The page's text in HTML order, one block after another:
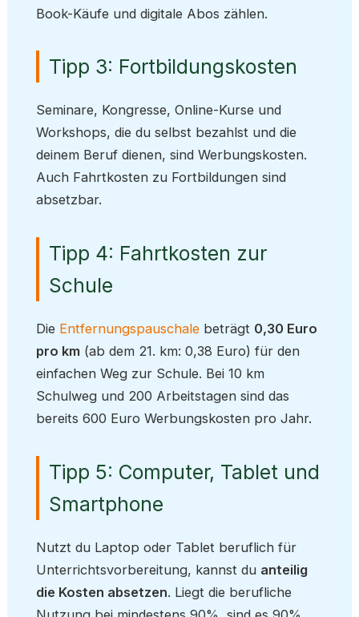
Book-Käufe und digitale Abos zählen.
Tipp 3: Fortbildungskosten
Seminare, Kongresse, Online-Kurse und
Workshops, die du selbst bezahlst und die
deinem Beruf dienen, sind Werbungskosten.
Auch Fahrtkosten zu Fortbildungen sind
absetzbar.
Tipp 4: Fahrtkosten zur
Schule
Die Entfernungspauschale beträgt 0,30 Euro
pro km (ab dem 21. km: 0,38 Euro) für den
einfachen Weg zur Schule. Bei 10 km
Schulweg und 200 Arbeitstagen sind das
bereits 600 Euro Werbungskosten pro Jahr.
Tipp 5: Computer, Tablet und
Smartphone
Nutzt du Laptop oder Tablet beruflich für
Unterrichtsvorbereitung, kannst du anteilig
die Kosten absetzen. Liegt die berufliche